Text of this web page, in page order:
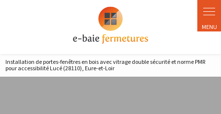
Installation de portes-fenêtres en bois avec vitrage double sécurité et norme PMR
pour accessibilité Lucé (28110), Eure-et-Loir